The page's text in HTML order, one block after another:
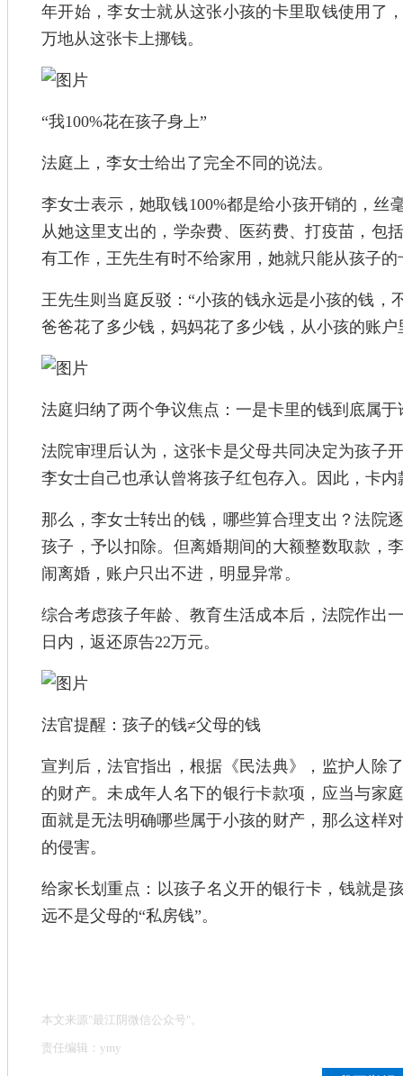
年开始，李女士就从这张小孩的卡里取钱使用了
万地从这张卡上挪钱。
“我100%花在孩子身上”
法庭上，李女士给出了完全不同的说法。
李女士表示，她取钱100%都是给小孩开销的，丝
从她这里支出的，学杂费、医药费、打疫苗，包
有工作，王先生有时不给家用，她就只能从孩子的
王先生则当庭反驳：“小孩的钱永远是小孩的钱，
爸爸花了多少钱，妈妈花了多少钱，从小孩的账
法庭归纳了两个争议焦点：一是卡里的钱到底属
法院审理后认为，这张卡是父母共同决定为孩子
李女士自己也承认曾将孩子红包存入。因此，卡
那么，李女士转出的钱，哪些算合理支出？法院
孩子，予以扣除。但离婚期间的大额整数取款，
闹离婚，账户只出不进，明显异常。
综合考虑孩子年龄、教育生活成本后，法院作出
日内，返还原告22万元。
法官提醒：孩子的钱≠父母的钱
宣判后，法官指出，根据《民法典》，监护人除
的财产。未成年人名下的银行卡款项，应当与家
面就是无法明确哪些属于小孩的财产，那么这样
的侵害。
给家长划重点：以孩子名义开的银行卡，钱就是
远不是父母的“私房钱”。
本文来源"最江阴微信公众号"。
责任编辑：ymy